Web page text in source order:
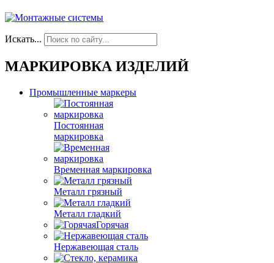
Искать...
МАРКИРОВКА ИЗДЕЛИЙ
Промышленные маркеры
Постоянная
маркировка
Временная маркировка
Металл грязный
Металл гладкий
Горячая
Нержавеющая сталь